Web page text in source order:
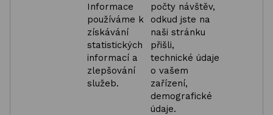
Informace
používáme k
získávání
statistických
informací a
zlepšování
služeb.
počty návštěv,
odkud jste na
naši stránku
přišli,
technické údaje
o vašem
zařízení,
demografické
údaje.